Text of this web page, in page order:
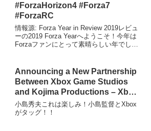
#ForzaHorizon4 #Forza7
#ForzaRC
情報源: Forza Year in Review 2019レビュ
ーの2019 Forza Yearへようこそ！今年は
Forzaファンにとって素晴らしい年でし
を...
Announcing a New Partnership
Between Xbox Game Studios
and Kojima Productions – Xbox
Wire
小島秀夫これは楽しみ！小島監督とXbox
がタッグ！！